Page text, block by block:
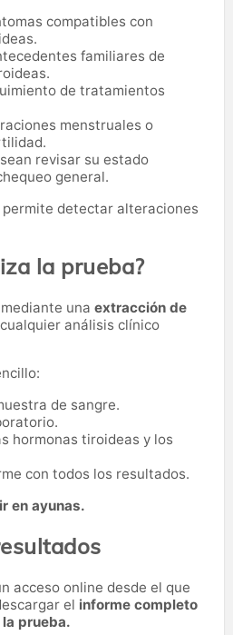
compatibles con
familiares de
de tratamientos
menstruales o
revisar su estado
general.
detectar alteraciones
la prueba?
una extracción de
análisis clínico
de sangre.
hormonas tiroideas y los
con todos los resultados.
en ayunas.
acceso online desde el que
el informe completo
prueba.